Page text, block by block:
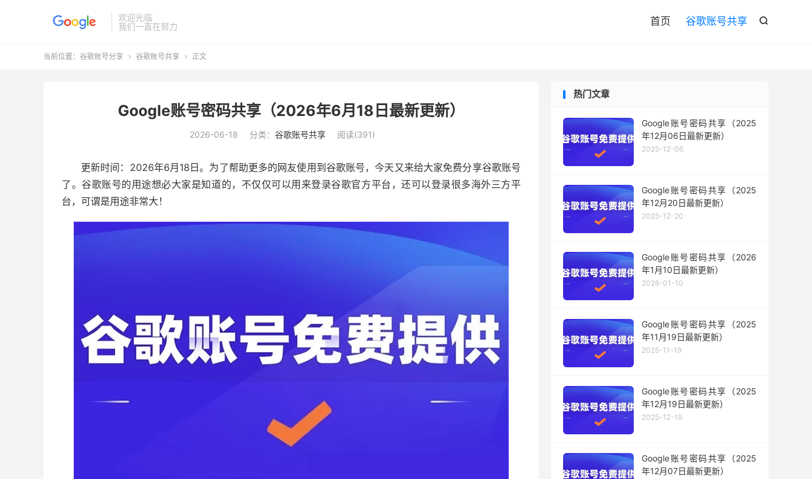
欢迎光临
我们一直在努力

首页 谷歌账号共享
当前位置： 谷歌账号分享  谷歌账号共享  正文
Google账号密码共享（2026年6月18日最新更新）
2026-06-18 分类： 谷歌账号共享 阅读(391)
更新时间：2026年6月18日。为了帮助更多的网友使用到谷歌账号，今天又来给大家免费分享谷歌账号
了。谷歌账号的用途想必大家是知道的，不仅仅可以用来登录谷歌官方平台，还可以登录很多海外三方平
台，可谓是用途非常大！
热门文章
Google账号密码共享（2025
年12月06日最新更新）
2025-12-06
Google账号密码共享（2025
年12月20日最新更新）
2025-12-20
Google账号密码共享（2026
年1月10日最新更新）
2026-01-10
Google账号密码共享（2025
年11月19日最新更新）
2025-11-19
Google账号密码共享（2025
年12月19日最新更新）
2025-12-19
Google账号密码共享（2025
年12月07日最新更新）